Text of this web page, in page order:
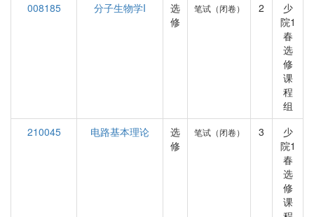
008185
分子生物学I
选
修
笔试（闭卷） 2
少
院1
春
选
修
课
程
组
210045
电路基本理论
选
修
笔试（闭卷） 3
少
院1
春
选
修
课